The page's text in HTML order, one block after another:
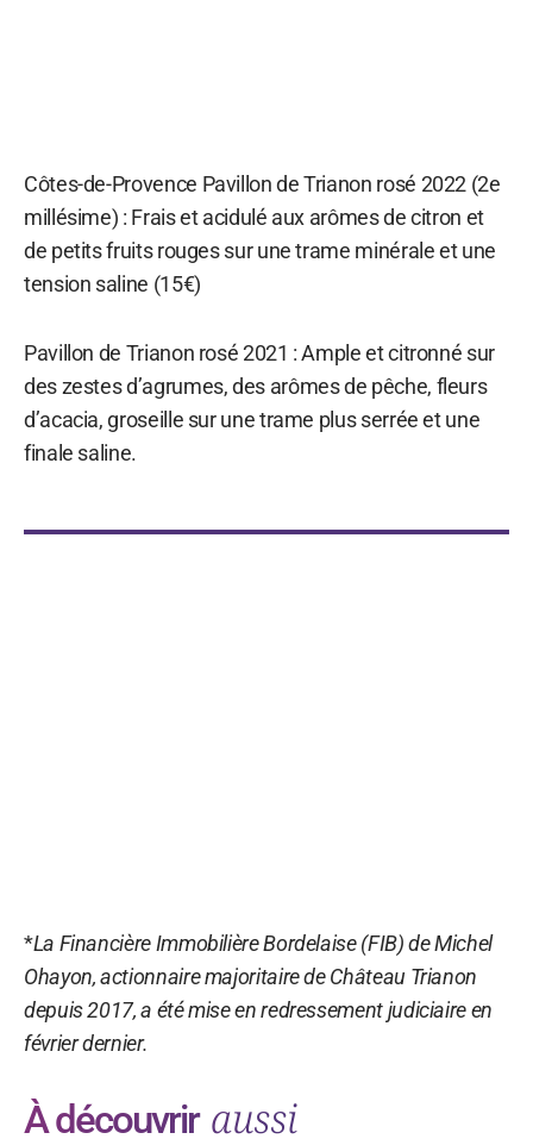
Côtes-de-Provence Pavillon de Trianon rosé 2022 (2e
millésime) : Frais et acidulé aux arômes de citron et
de petits fruits rouges sur une trame minérale et une
tension saline (15€)
Pavillon de Trianon rosé 2021 : Ample et citronné sur
des zestes d’agrumes, des arômes de pêche, fleurs
d’acacia, groseille sur une trame plus serrée et une
finale saline.
*La Financière Immobilière Bordelaise (FIB) de Michel
Ohayon, actionnaire majoritaire de Château Trianon
depuis 2017, a été mise en redressement judiciaire en
février dernier.
À découvrir aussi